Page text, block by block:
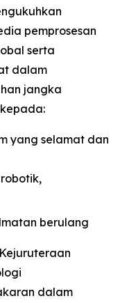
pemprosesan
serta
dalam
jangka
yang selamat dan
berulang
dalam